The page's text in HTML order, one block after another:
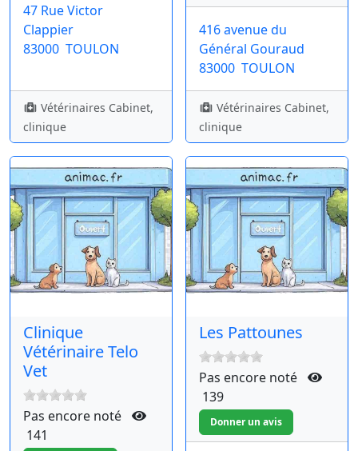
47 Rue Victor
Clappier
83000 TOULON
Vétérinaires Cabinet,
clinique
416 avenue du
Général Gouraud
83000 TOULON
Vétérinaires Cabinet,
clinique
Clinique
Vétérinaire Telo
Vet
Pas encore noté
141
Les Pattounes
Pas encore noté
139